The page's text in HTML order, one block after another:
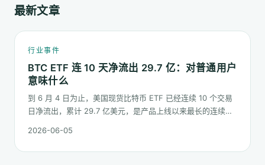
最新文章
行业事件
BTC ETF 连 10 天净流出 29.7 亿：对普通用户
意味什么
到 6 月 4 日为止，美国现货比特币 ETF 已经连续 10 个交易
日净流出，累计 29.7 亿美元，是产品上线以来最长的连续流
2026-06-05